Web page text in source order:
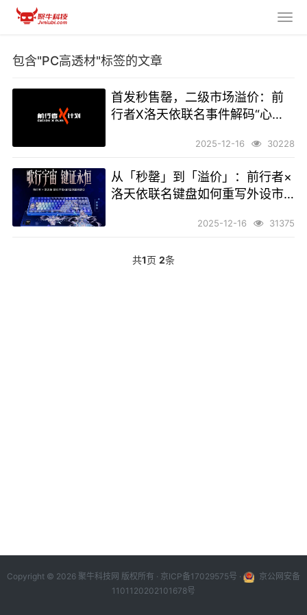
包含"PC高透材"标签的文章
首发秒售罄，二级市场溢价：前
行者X洛天依联名事件解码“心价
2025-12-16 30228
从「秒罄」到「溢价」：前行者×
洛天依联名键盘如何重写外设市
2025-12-16 31375
共1页 2条
Copyright © 2026 聚牛科技网 版权所有 · 京ICP备17029575号 ·
京公网安备
1101120202101678号